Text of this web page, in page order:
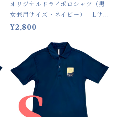
オリジナルドライポロシャツ（男
女兼用サイズ・ネイビー） Lサイ
ズ
¥2,800